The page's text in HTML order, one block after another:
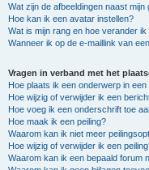
Wat zijn de afbeeldingen naast
Hoe kan ik een avatar instellen?
Wat is mijn rang en hoe verander ik
Wanneer ik op de e-maillink van
Vragen in verband met het
Hoe plaats ik een onderwerp in
Hoe wijzig of verwijder ik een
Hoe voeg ik een onderschrift toe
Hoe maak ik een peiling?
Waarom kan ik niet meer
Hoe wijzig of verwijder ik een
Waarom kan ik een bepaald forum